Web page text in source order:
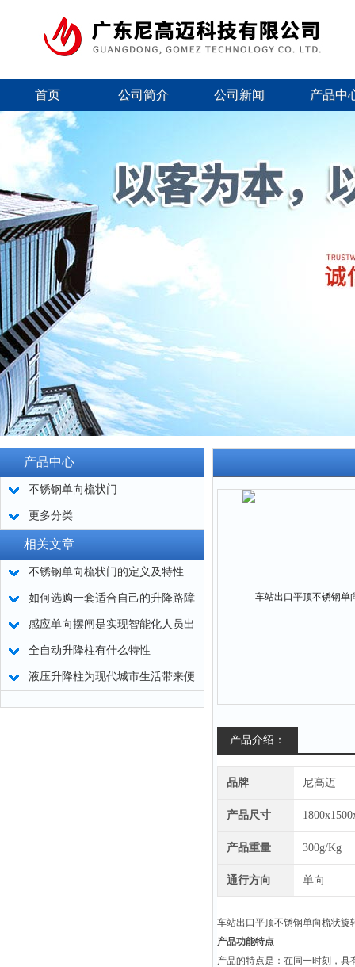
首页 公司简介 公司新闻 产品中
产品中心
不锈钢单向梳状门
更多分类
相关文章
不锈钢单向梳状门的定义及特性
如何选购一套适合自己的升降路障
设备
感应单向摆闸是实现智能化人员出
入管理的理想设备
全自动升降柱有什么特性
液压升降柱为现代城市生活带来便
产品介绍：
品牌 尼高迈
产品尺寸
产品重量 300g/Kg
通行方向 单向
车站出口平顶不锈钢单向梳状旋
产品功能特点
产品的特点是：在同一时刻，